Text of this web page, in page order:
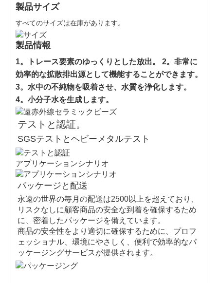
製品サイズ
すべてのサイズは在庫があります。
製品情報
1。 トレース要素のゆっくりとした放出。 2。 非常に
効率的な拡散排出源として機能することができます。
3。 水中の不純物を吸着させ、水質を浄化します。
4。 小分子水を生成します。
テストと認証。
SGSテストとヘビーメタルテスト
アプリケーションシナリオ
パッケージと配送
永遠の世界の毎月の配送は2500以上を超えており、
リスクなしに顧客商品の安全な到着を確保するため
に、密着したパッケージを備えています。
商品の安全性をより適切に確保するために、プロフ
ェッショナル、環境にやさしく、便利で効率的なパ
ッケージングサービスが提供されます。